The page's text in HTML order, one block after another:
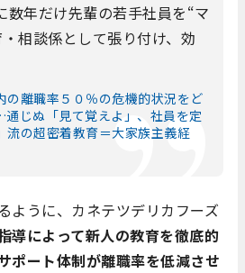
数年だけ先輩の若手社員を“マ
相談係として張り付け、効
の離職率５０％の危機的状況をど
じぬ「見て覚えよ」、社員を定
流の超密着教育＝大家族主義経
ように、カネテツデリカフーズ
導によって新人の教育を徹底的
ポート体制が離職率を低減させ